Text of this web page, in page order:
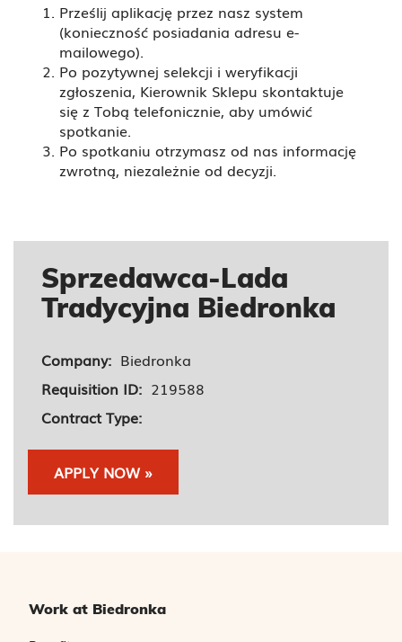
Prześlij aplikację przez nasz system
(konieczność posiadania adresu e-
mailowego).
Po pozytywnej selekcji i weryfikacji
zgłoszenia, Kierownik Sklepu skontaktuje
się z Tobą telefonicznie, aby umówić
spotkanie.
Po spotkaniu otrzymasz od nas informację
zwrotną, niezależnie od decyzji.
Sprzedawca-Lada
Tradycyjna Biedronka
Company: Biedronka
Requisition ID: 219588
Contract Type:
APPLY NOW »
Work at Biedronka